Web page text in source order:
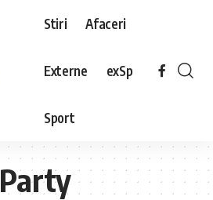
Stiri Afaceri
Externe exSp
Sport
Party